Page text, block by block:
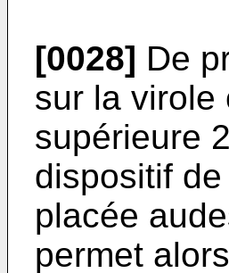
[0028] De
sur la virole
supé­rieure
dispositif
placée
permet